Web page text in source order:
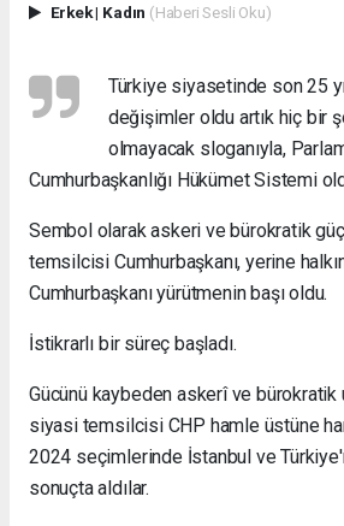
Erkek| Kadın (Haberi Sesli Oku)
Türkiye siyasetinde son 25
değişimler oldu artık hiç bir
olmayacak sloganıyla,
Cumhurbaşkanlığı Hükümet Sistemi
Sembol olarak askeri ve bürokratik
temsilcisi Cumhurbaşkanı, yerine
Cumhurbaşkanı yürütmenin başı oldu.
İstikrarlı bir süreç başladı.
Gücünü kaybeden askerî ve bürokratik
siyasi temsilcisi CHP hamle üstüne
2024 seçimlerinde İstanbul ve
sonuçta aldılar.